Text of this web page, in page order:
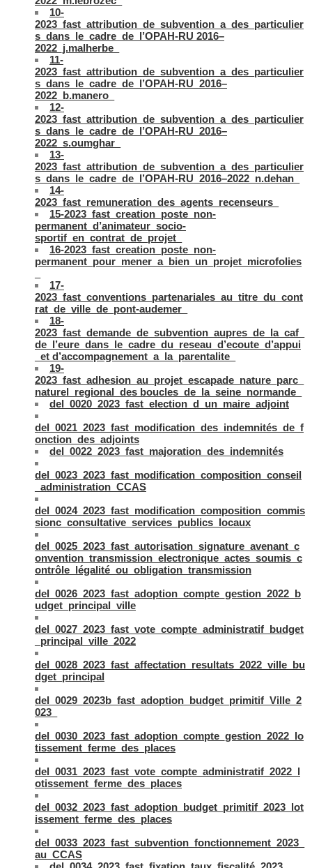
10-
2023_fast_attribution_de_subvention_a_des_particulier
s_dans_le_cadre_de_l’OPAH-RU 2016–
2022_j.malherbe_
11-
2023_fast_attribution_de_subvention_a_des_particulier
s_dans_le_cadre_de_l’OPAH-RU_2016–
2022_b.manero_
12-
2023_fast_attribution_de_subvention_a_des_particulier
s_dans_le_cadre_de_l’OPAH-RU_2016–
2022_s.oumghar_
13-
2023_fast_attribution_de_subvention_a_des_particulier
s_dans_le_cadre_de_l’OPAH-RU_2016–2022_n.dehan_
14-
2023_fast_remuneration_des_agents_recenseurs_
15-2023_fast_creation_poste_non-
permanent_d’animateur_socio-
sportif_en_contrat_de_projet_
16-2023_fast_creation_poste_non-
permanent_pour_mener_a_bien_un_projet_microfolies
17-
2023_fast_conventions_partenariales_au_titre_du_cont
rat_de_ville_de_pont-audemer_
18-
2023_fast_demande_de_subvention_aupres_de_la_caf_
de_l’eure_dans_le_cadre_du_reseau_d’ecoute_d’appui
_et d’accompagnement_a_la_parentalite_
19-
2023_fast_adhesion_au_projet_escapade_nature_parc_
naturel_regional_des boucles_de_la_seine_normande_
del_0020_2023_fast_election_d_un_maire_adjoint
del_0021_2023_fast_modification_des_indemnités_de_f
onction_des_adjoints
del_0022_2023_fast_majoration_des_indemnités
del_0023_2023_fast_modification_composition_conseil
_administration_CCAS
del_0024_2023_fast_modification_composition_commis
sionc_consultative_services_publics_locaux
del_0025_2023_fast_autorisation_signature_avenant_c
onvention_transmission_electronique_actes_soumis_c
ontrôle_légalité_ou_obligation_transmission
del_0026_2023_fast_adoption_compte_gestion_2022_b
udget_principal_ville
del_0027_2023_fast_vote_compte_administratif_budget
_principal_ville_2022
del_0028_2023_fast_affectation_resultats_2022_ville_bu
dget_principal
del_0029_2023b_fast_adoption_budget_primitif_Ville_2
023_
del_0030_2023_fast_adoption_compte_gestion_2022_lo
tissement_ferme_des_places
del_0031_2023_fast_vote_compte_administratif_2022_l
otissement_ferme_des_places
del_0032_2023_fast_adoption_budget_primitif_2023_lot
issement_ferme_des_places
del_0033_2023_fast_subvention_fonctionnement_2023_
au_CCAS